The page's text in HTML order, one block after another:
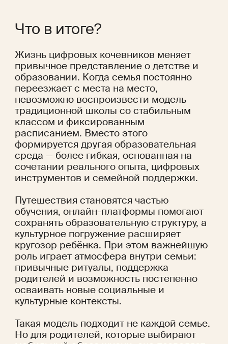
Что в итоге?
Жизнь цифровых кочевников меняет
привычное представление о детстве и
образовании. Когда семья постоянно
переезжает с места на место,
невозможно воспроизвести модель
традиционной школы со стабильным
классом и фиксированным
расписанием. Вместо этого
формируется другая образовательная
среда — более гибкая, основанная на
сочетании реального опыта, цифровых
инструментов и семейной поддержки.
Путешествия становятся частью
обучения, онлайн-платформы помогают
сохранять образовательную структуру, а
культурное погружение расширяет
кругозор ребёнка. При этом важнейшую
роль играет атмосфера внутри семьи:
привычные ритуалы, поддержка
родителей и возможность постепенно
осваивать новые социальные и
культурные контексты.
Такая модель подходит не каждой семье.
Но для родителей, которые выбирают